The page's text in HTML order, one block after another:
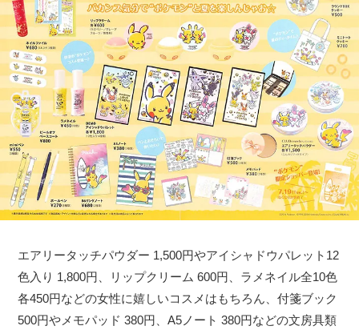
エアリータッチパウダー 1,500円やアイシャドウパレット12
色入り 1,800円、リップクリーム 600円、ラメネイル全10色
各450円などの女性に嬉しいコスメはもちろん、付箋ブック
500円やメモパッド 380円、A5ノート 380円などの文房具類